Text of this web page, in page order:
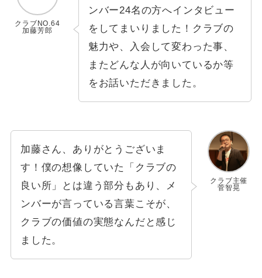
クラブNO.64
加藤芳郎
ンバー24名の方へインタビュー
をしてまいりました！クラブの
魅力や、入会して変わった事、
またどんな人が向いているか等
をお話いただきました。
クラブ主催
菅智晃
加藤さん、ありがとうございま
す！僕の想像していた「クラブの
良い所」とは違う部分もあり、メ
ンバーが言っている言葉こそが、
クラブの価値の実態なんだと感じ
ました。